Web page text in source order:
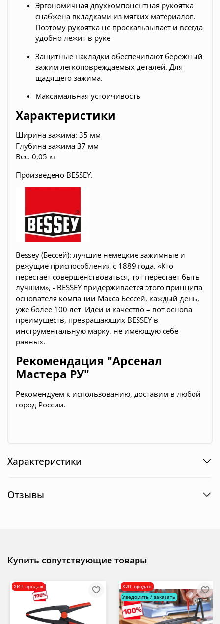
Эргономичная двухкомпонентная рукоятка
снабжена вкладками из мягких материалов.
Поэтому рукоятка не проскальзывает и всегда
удобно лежит в руке
Защитные накладки обеспечивают бережный
зажим легкоповреждаемых деталей. Для
щадящего зажима.
Максимальная устойчивость
Характеристики
Ширина зажима: 35 мм
Глубина зажима 37 мм
Вес: 0,05 кг
Произведено BESSEY.
Веssey (Бессей): лучшие немецкие зажимные и
режущие приспособления с 1889 года. «Кто
перестает совершенствоваться, тот перестает быть
лучшим», - BESSEY придерживается этого принципа
основателя компании Макса Бессей, каждый день,
уже более 100 лет. Идеи и качество – вот основа
преимуществ, превращающих BESSEY в
инструментальную марку, не имеющую себе
равных.
Рекомендация "Арсенал
Мастера РУ"
Рекомендуем к использованию, доставим в любой
город России.
Характеристики
Отзывы
Купить сопутствующие товары
ХИТ продаж
ХИТ продаж
Уведомить / заказать